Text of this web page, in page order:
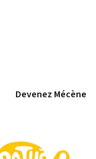
Devenez Mécène